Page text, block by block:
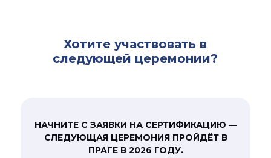
Хотите участвовать в
следующей церемонии?
НАЧНИТЕ С ЗАЯВКИ НА СЕРТИФИКАЦИЮ —
СЛЕДУЮЩАЯ ЦЕРЕМОНИЯ ПРОЙДЁТ В
ПРАГЕ В 2026 ГОДУ.